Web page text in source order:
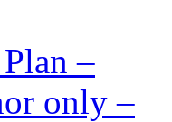
–
only –